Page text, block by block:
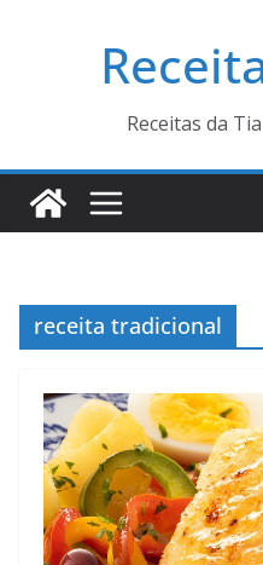
Receitas da
receita tradicional